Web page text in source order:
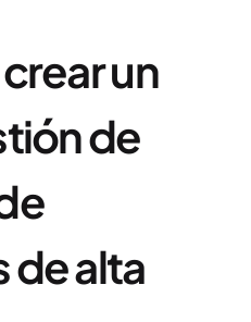
un
de
alta